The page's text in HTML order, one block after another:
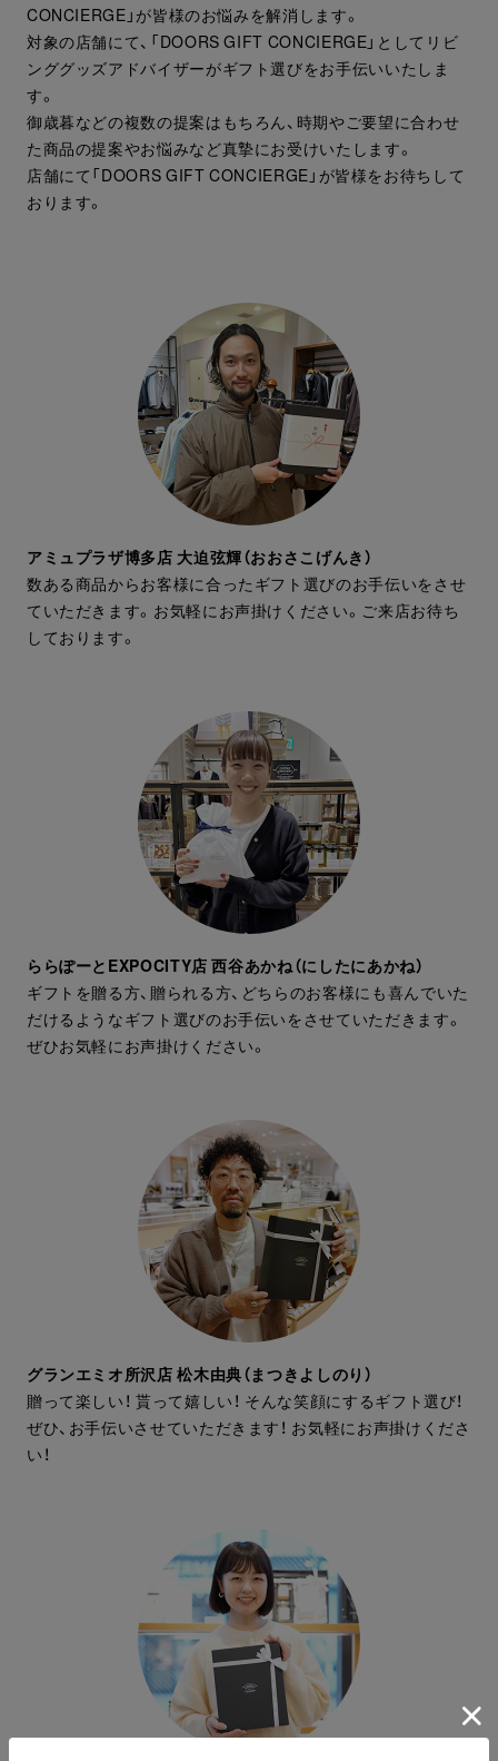
CONCIERGE」が皆様のお悩みを解消します。
対象の店舗にて、「DOORS GIFT CONCIERGE」としてリビ
ンググッズアドバイザーがギフト選びをお手伝いいたしま
す。
御歳暮などの複数の提案はもちろん、時期やご要望に合わせ
た商品の提案やお悩みなど真摯にお受けいたします。
店舗にて「DOORS GIFT CONCIERGE」が皆様をお待ちして
おります。
アミュプラザ博多店 大迫弦輝（おおさこげんき）
数ある商品からお客様に合ったギフト選びのお手伝いをさせ
ていただきます。お気軽にお声掛けください。ご来店お待ち
しております。
ららぽーとEXPOCITY店 西谷あかね（にしたにあかね）
ギフトを贈る方、贈られる方、どちらのお客様にも喜んでいた
だけるようなギフト選びのお手伝いをさせていただきます。
ぜひお気軽にお声掛けください。
グランエミオ所沢店 松木由典（まつきよしのり）
贈って楽しい！ 貰って嬉しい！ そんな笑顔にするギフト選び！
ぜひ、お手伝いさせていただきます！ お気軽にお声掛けくださ
い！